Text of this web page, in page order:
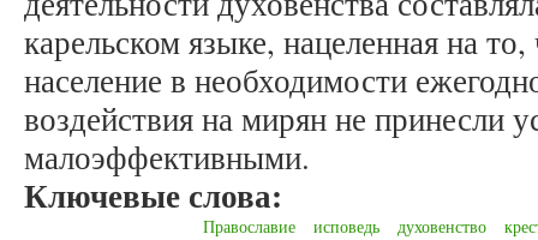
карельском языке, нацеленная на
население в необходимости
воздействия на мирян не принесли
малоэффективными.
Ключевые слова:
Православие исповедь духовенство